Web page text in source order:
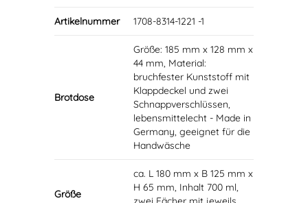
Artikelnummer 1708-8314-1221 -1
Brotdose
Größe: 185 mm x 128 mm x
44 mm, Material:
bruchfester Kunststoff mit
Klappdeckel und zwei
Schnappverschlüssen,
lebensmittelecht - Made in
Germany, geeignet für die
Handwäsche
Größe
ca. L 180 mm x B 125 mm x
H 65 mm, Inhalt 700 ml,